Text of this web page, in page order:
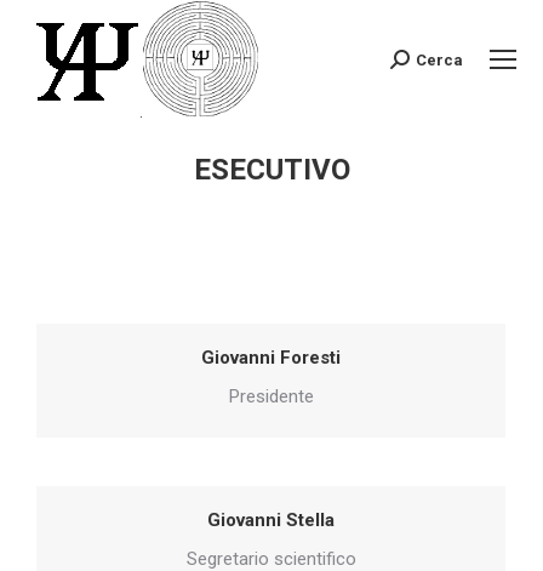
Search:
Cerca
ESECUTIVO
Giovanni Foresti
Presidente
Giovanni Stella
Segretario scientifico